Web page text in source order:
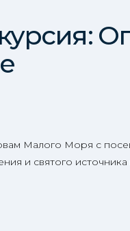
Малого Моря с
и святого источника